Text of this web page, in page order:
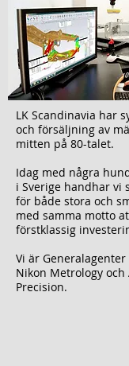
LK Scandinavia har
och försäljning av
mitten på 80-talet.
Idag med några
i Sverige handhar vi
för både stora och
med samma motto
förstklassig
Vi är
Nikon Metrology och
Precision.